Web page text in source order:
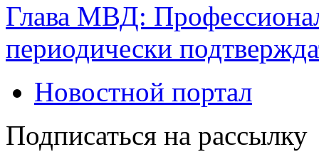
Глава МВД:
периодически
Новостной портал
Подписаться на рассылку